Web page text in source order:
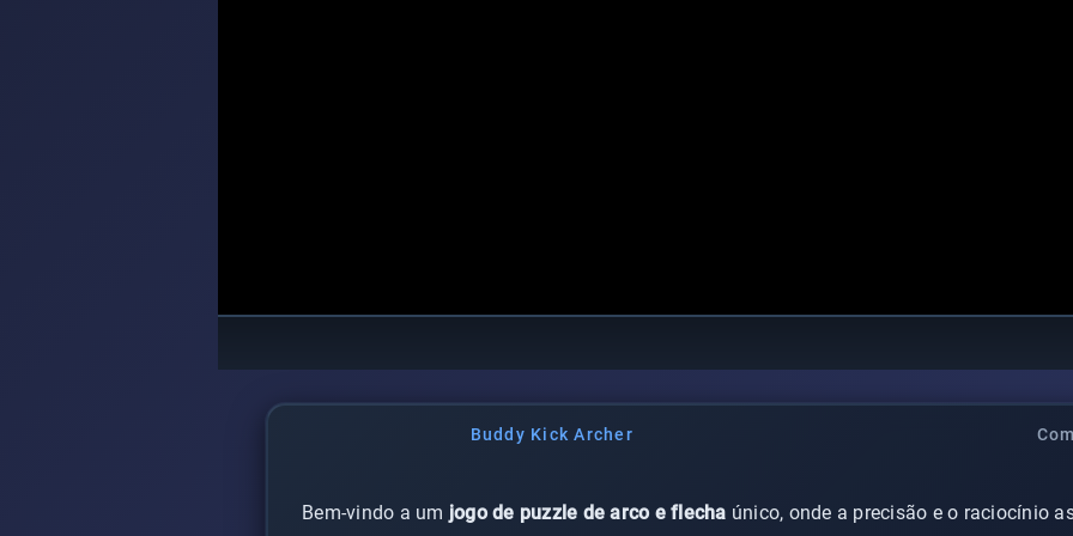
Buddy Kick Archer
Bem-vindo a um jogo de puzzle de arco e flecha único, onde a precisão e o raciocínio